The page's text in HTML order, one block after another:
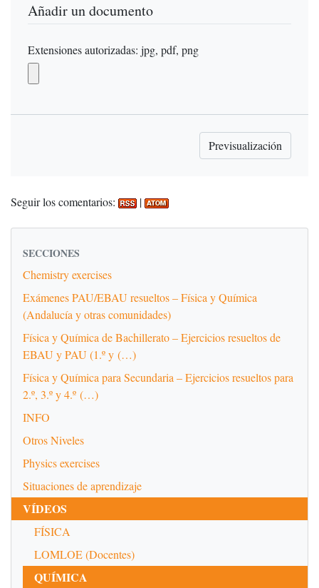
Añadir un documento
Extensiones autorizadas: jpg, pdf, png
Seguir los comentarios: |
SECCIONES
Chemistry exercises
Exámenes PAU/EBAU resueltos – Física y Química
(Andalucía y otras comunidades)
Física y Química de Bachillerato – Ejercicios resueltos de
EBAU y PAU (1.º y (…)
Física y Química para Secundaria – Ejercicios resueltos para
2.º, 3.º y 4.º (…)
INFO
Otros Niveles
Physics exercises
Situaciones de aprendizaje
VÍDEOS
FÍSICA
LOMLOE (Docentes)
QUÍMICA